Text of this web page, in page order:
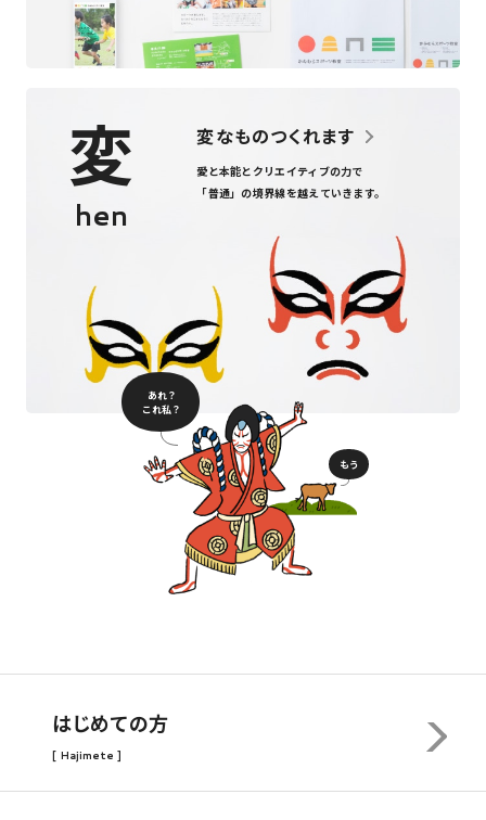
変
hen
変なものつくれます
愛と本能とクリエイティブの力で
「普通」の境界線を越えていきます。
あれ？
これ私？
もう
はじめての方
[ Hajimete ]